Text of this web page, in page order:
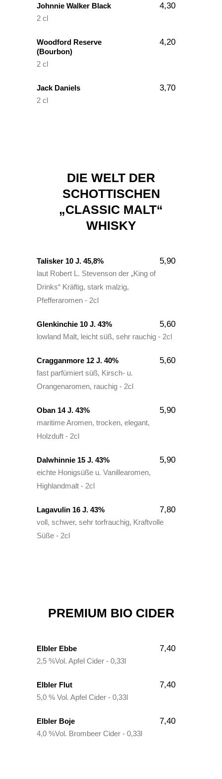
Johnnie Walker Black 4,30
2 cl
Woodford Reserve
(Bourbon)
4,20
2 cl
Jack Daniels 3,70
2 cl
DIE WELT DER
SCHOTTISCHEN
„CLASSIC MALT“
WHISKY
Talisker 10 J. 45,8% 5,90
laut Robert L. Stevenson der „King of
Drinks“ Kräftig, stark malzig,
Pfefferaromen - 2cl
Glenkinchie 10 J. 43% 5,60
lowland Malt, leicht süß, sehr rauchig - 2cl
Cragganmore 12 J. 40% 5,60
fast parfümiert süß, Kirsch- u.
Orangenaromen, rauchig - 2cl
Oban 14 J. 43% 5,90
maritime Aromen, trocken, elegant,
Holzduft - 2cl
Dalwhinnie 15 J. 43% 5,90
eichte Honigsüße u. Vanillearomen,
Highlandmalt - 2cl
Lagavulin 16 J. 43% 7,80
voll, schwer, sehr torfrauchig, Kraftvolle
Süße - 2cl
PREMIUM BIO CIDER
Elbler Ebbe 7,40
2,5 %Vol. Apfel Cider - 0,33l
Elbler Flut 7,40
5,0 % Vol. Apfel Cider - 0,33l
Elbler Boje 7,40
4,0 %Vol. Brombeer Cider - 0,33l